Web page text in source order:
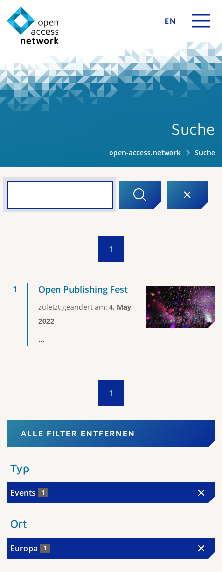
EN
Suche
open-access.network Suche
1
Open Publishing Fest
zuletzt geändert am: 4. May
2022
...
1
ALLE FILTER ENTFERNEN
Typ
Events 1
Ort
Europa 1